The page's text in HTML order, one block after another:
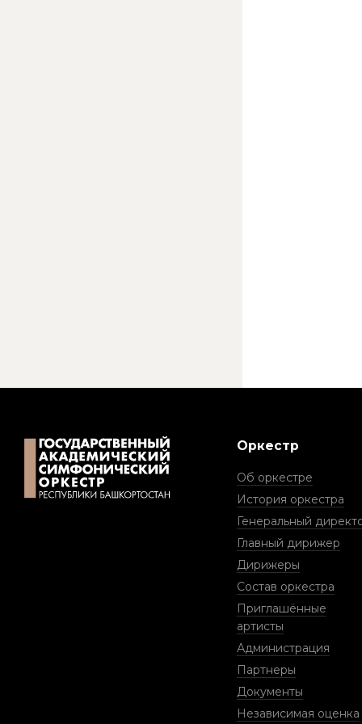
Оркестр
Об оркестре
История оркестра
Генеральный
Главный дирижер
Дирижеры
Состав оркестра
Приглашённые
артисты
Администрация
Партнеры
Документы
Независимая оценка